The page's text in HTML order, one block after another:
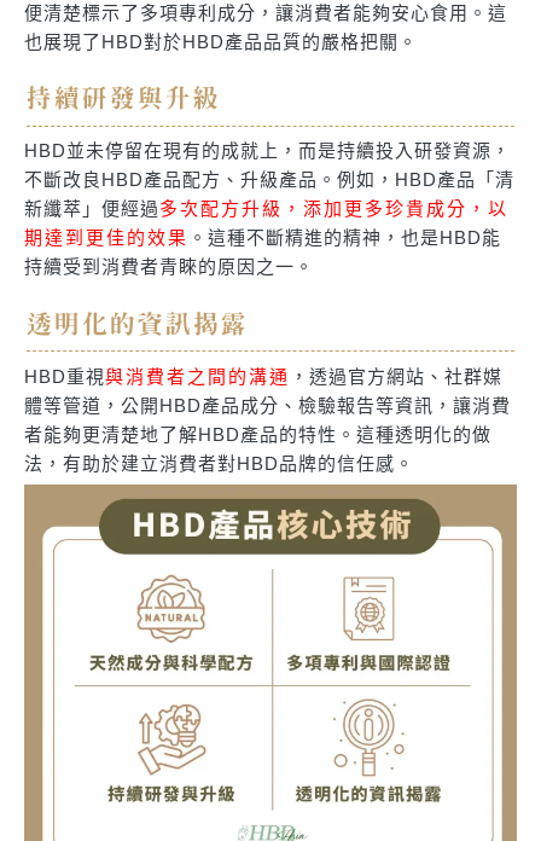
便清楚標示了多項專利成分，讓消費者能夠安心食用。這
也展現了HBD對於HBD產品品質的嚴格把關。
持續研發與升級
HBD並未停留在現有的成就上，而是持續投入研發資源，
不斷改良HBD產品配方、升級產品。例如，HBD產品「清
新纖萃」便經過多次配方升級，添加更多珍貴成分，以
期達到更佳的效果 。這種不斷精進的精神，也是HBD能
持續受到消費者青睞的原因之一。
透明化的資訊揭露
HBD重視與消費者之間的溝通 ，透過官方網站、社群媒
體等管道，公開HBD產品成分、檢驗報告等資訊，讓消費
者能夠更清楚地了解HBD產品的特性。這種透明化的做
法，有助於建立消費者對HBD品牌的信任感。